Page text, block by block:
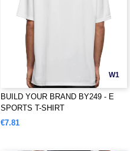
W1
BUILD YOUR BRAND BY249 - E
SPORTS T-SHIRT
€7.81